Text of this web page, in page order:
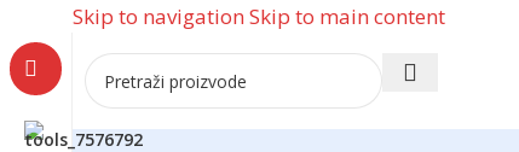
Skip to navigation Skip to main content